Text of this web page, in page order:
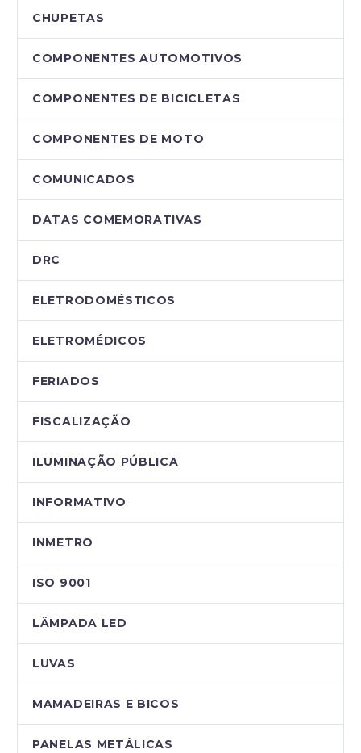
CHUPETAS
COMPONENTES AUTOMOTIVOS
COMPONENTES DE BICICLETAS
COMPONENTES DE MOTO
COMUNICADOS
DATAS COMEMORATIVAS
DRC
ELETRODOMÉSTICOS
ELETROMÉDICOS
FERIADOS
FISCALIZAÇÃO
ILUMINAÇÃO PÚBLICA
INFORMATIVO
INMETRO
ISO 9001
LÂMPADA LED
LUVAS
MAMADEIRAS E BICOS
PANELAS METÁLICAS